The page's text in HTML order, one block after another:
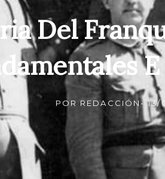
Del
POR REDACCIÓN- 13/